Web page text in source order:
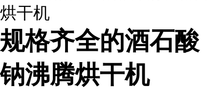
烘干机
规格齐全的酒石酸
钠沸腾烘干机